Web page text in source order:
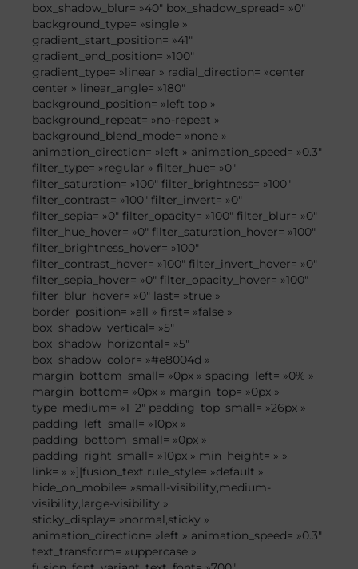
box_shadow_blur= »40″ box_shadow_spread= »0″
background_type= »single »
gradient_start_position= »41″
gradient_end_position= »100″
gradient_type= »linear » radial_direction= »center
center » linear_angle= »180″
background_position= »left top »
background_repeat= »no-repeat »
background_blend_mode= »none »
animation_direction= »left » animation_speed= »0.3″
filter_type= »regular » filter_hue= »0″
filter_saturation= »100″ filter_brightness= »100″
filter_contrast= »100″ filter_invert= »0″
filter_sepia= »0″ filter_opacity= »100″ filter_blur= »0″
filter_hue_hover= »0″ filter_saturation_hover= »100″
filter_brightness_hover= »100″
filter_contrast_hover= »100″ filter_invert_hover= »0″
filter_sepia_hover= »0″ filter_opacity_hover= »100″
filter_blur_hover= »0″ last= »true »
border_position= »all » first= »false »
box_shadow_vertical= »5″
box_shadow_horizontal= »5″
box_shadow_color= »#e8004d »
margin_bottom_small= »0px » spacing_left= »0% »
margin_bottom= »0px » margin_top= »0px »
type_medium= »1_2″ padding_top_small= »26px »
padding_left_small= »10px »
padding_bottom_small= »0px »
padding_right_small= »10px » min_height= » »
link= » »][fusion_text rule_style= »default »
hide_on_mobile= »small-visibility,medium-
visibility,large-visibility »
sticky_display= »normal,sticky »
animation_direction= »left » animation_speed= »0.3″
text_transform= »uppercase »